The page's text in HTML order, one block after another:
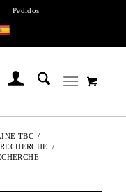
Pedidos
TBC /
/